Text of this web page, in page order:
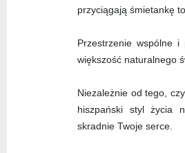
przyciągają śmietankę
Przestrzenie wspólne i
większość naturalnego
Niezależnie od tego,
hiszpański styl życia
skradnie Twoje serce.